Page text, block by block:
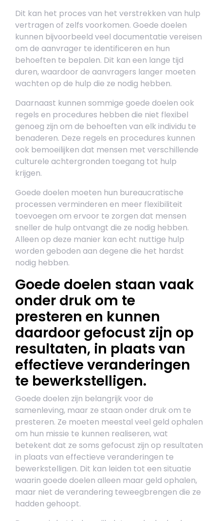
Dit kan het proces van het verstrekken van hulp
vertragen of zelfs voorkomen. Goede doelen
kunnen bijvoorbeeld veel documentatie vereisen
om de aanvrager te identificeren en hun
behoeften te bepalen. Dit kan een lange tijd
duren, waardoor de aanvragers langer moeten
wachten op de hulp die ze nodig hebben.
Daarnaast kunnen sommige goede doelen ook
regels en procedures hebben die niet flexibel
genoeg zijn om de behoeften van elk individu te
benaderen. Deze regels en procedures kunnen
ook bemoeilijken dat mensen met verschillende
culturele achtergronden toegang tot hulp
krijgen.
Goede doelen moeten hun bureaucratische
processen verminderen en meer flexibiliteit
toevoegen om ervoor te zorgen dat mensen
sneller de hulp ontvangt die ze nodig hebben.
Alleen op deze manier kan echt nuttige hulp
worden geboden aan degene die het hardst
nodig hebben.
Goede doelen staan vaak
onder druk om te
presteren en kunnen
daardoor gefocust zijn op
resultaten, in plaats van
effectieve veranderingen
te bewerkstelligen.
Goede doelen zijn belangrijk voor de
samenleving, maar ze staan onder druk om te
presteren. Ze moeten meestal veel geld ophalen
om hun missie te kunnen realiseren, wat
betekent dat ze soms gefocust zijn op resultaten
in plaats van effectieve veranderingen te
bewerkstelligen. Dit kan leiden tot een situatie
waarin goede doelen alleen maar geld ophalen,
maar niet de verandering teweegbrengen die ze
hadden gehoopt.